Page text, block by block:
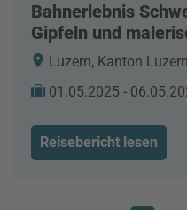
Bahnerlebnis
Gipfeln und
Luzern, Kanton
01.05.2025 -
Reisebericht lesen